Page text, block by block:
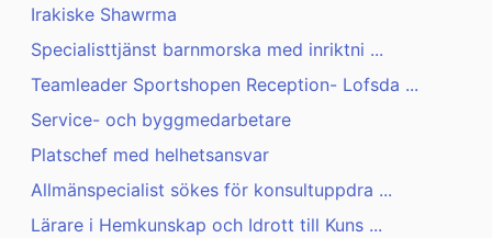
Irakiske Shawrma
Specialisttjänst barnmorska med inriktni ...
Teamleader Sportshopen Reception- Lofsda ...
Service- och byggmedarbetare
Platschef med helhetsansvar
Allmänspecialist sökes för konsultuppdra ...
Lärare i Hemkunskap och Idrott till Kuns ...